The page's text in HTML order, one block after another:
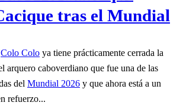
tras el Mundial
Colo Colo ya tiene prácticamente cerrada la
arquero caboverdiano que fue una de las
del Mundial 2026 y que ahora está a un
refuerzo...